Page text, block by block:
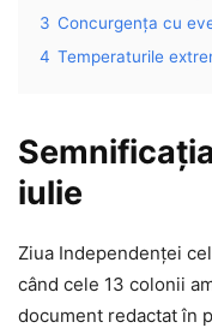
3 Concurgența cu
4 Temperaturile
iulie
Ziua Independenței
când cele 13 colonii
document redactat în